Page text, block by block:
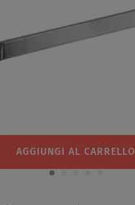
AGGIUNGI AL CARRELLO